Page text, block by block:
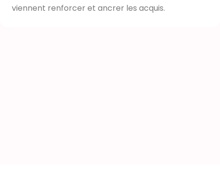
viennent renforcer et ancrer les acquis.